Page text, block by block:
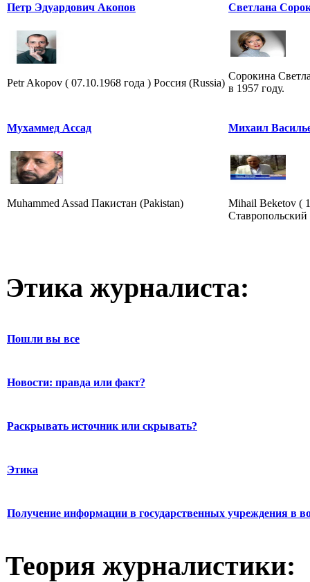
Петр Эдуардович Акопов
Petr Akopov ( 07.10.1968 года ) Россия (Russia)
Светлана
Сорокина
в 1957 году.
Мухаммед Ассад
Muhammed Assad Пакистан (Pakistan)
Михаил
Mihail Beketov (
Ставропольский
Этика журналиста:
Пошли вы все
Новости: правда или факт?
Раскрывать источник или скрывать?
Этика
Получение информации в государственных учреждения в
Теория журналистики: